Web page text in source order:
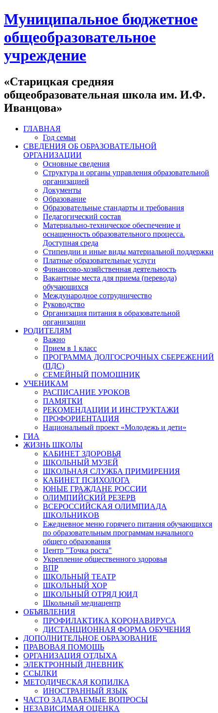
Муниципальное бюджетное
общеобразовательное
учреждение
«Старицкая средняя
общеобразовательная школа им. И.Ф.
Иванцова»
ГЛАВНАЯ
Год семьи
СВЕДЕНИЯ ОБ ОБРАЗОВАТЕЛЬНОЙ
ОРГАНИЗАЦИИ
Основные сведения
Структура и органы управления образовательной
организацией
Документы
Образование
Образовательные стандарты и требования
Педагогический состав
Материально-техническое обеспечение и
оснащенность образовательного процесса.
Доступная среда
Стипендии и иные виды материальной поддержки
Платные образовательные услуги
Финансово-хозяйственная деятельность
Вакантные места для приема (перевода)
обучающихся
Международное сотрудничество
Руководство
Организация питания в образовательной
организации
РОДИТЕЛЯМ
Важно
Прием в 1 класс
ПРОГРАММА ДОЛГОСРОЧНЫХ СБЕРЕЖЕНИЙ
(ПДС)
СЕМЕЙНЫЙ ПОМОЩНИК
УЧЕНИКАМ
РАСПИСАНИЕ УРОКОВ
ПАМЯТКИ
РЕКОМЕНДАЦИИ И ИНСТРУКТАЖИ
ПРОФОРИЕНТАЦИЯ
Национальный проект «Молодежь и дети»
ГИА
ЖИЗНЬ ШКОЛЫ
КАБИНЕТ ЗДОРОВЬЯ
ШКОЛЬНЫЙ МУЗЕЙ
ШКОЛЬНАЯ СЛУЖБА ПРИМИРЕНИЯ
КАБИНЕТ ПСИХОЛОГА
ЮНЫЕ ГРАЖДАНЕ РОССИИ
ОЛИМПИЙСКИЙ РЕЗЕРВ
ВСЕРОССИЙСКАЯ ОЛИМПИАДА
ШКОЛЬНИКОВ
Ежедневное меню горячего питания обучающихся
по образовательным программам начального
общего образования
Центр "Точка роста"
Укрепление общественного здоровья
ВПР
ШКОЛЬНЫЙ ТЕАТР
ШКОЛЬНЫЙ ХОР
ШКОЛЬНЫЙ ОТРЯД ЮИД
Школьный медиацентр
ОБЪЯВЛЕНИЯ
ПРОФИЛАКТИКА КОРОНАВИРУСА
ДИСТАНЦИОННАЯ ФОРМА ОБУЧЕНИЯ
ДОПОЛНИТЕЛЬНОЕ ОБРАЗОВАНИЕ
ПРАВОВАЯ ПОМОЩЬ
ОРГАНИЗАЦИЯ ОТДЫХА
ЭЛЕКТРОННЫЙ ДНЕВНИК
ССЫЛКИ
МЕТОДИЧЕСКАЯ КОПИЛКА
ИНОСТРАННЫЙ ЯЗЫК
ЧАСТО ЗАДАВАЕМЫЕ ВОПРОСЫ
НЕЗАВИСИМАЯ ОЦЕНКА